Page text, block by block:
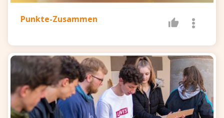
Punkte-Zusammen